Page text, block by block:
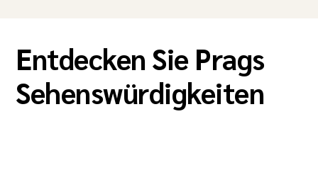
Entdecken Sie Prags
Sehenswürdigkeiten